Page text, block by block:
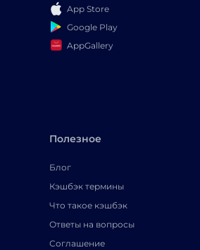
App Store
Google Play
AppGallery
Полезное
Блог
Кэшбэк термины
Что такое кэшбэк
Ответы на вопросы
Соглашение